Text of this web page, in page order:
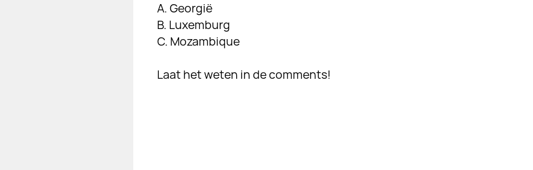
A. Georgië
B. Luxemburg
C. Mozambique
Laat het weten in de comments!